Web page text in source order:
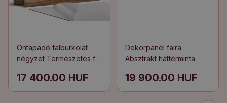
Öntapadó falburkolat
négyzet Természetes fa
17 400.00 HUF
Dekorpanel falra
Absztrakt háttérminta
19 900.00 HUF